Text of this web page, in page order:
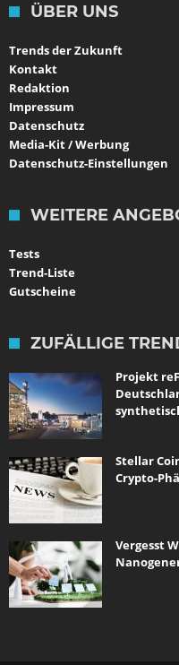
ÜBER UNS
Trends der Zukunft
Kontakt
Redaktion
Impressum
Datenschutz
Media-Kit / Werbung
Datenschutz-Einstellungen
WEITERE
Tests
Trend-Liste
Gutscheine
ZUFÄLLIGE
Projekt
Stellar
Crypto-
Vergesst